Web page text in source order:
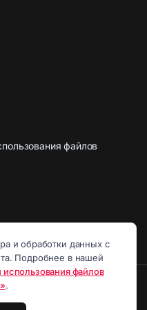
файлов
Емайл
и обработки данных с
Подробнее в нашей
использования файлов
.